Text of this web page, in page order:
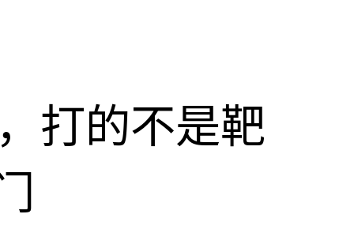
打的不是靶